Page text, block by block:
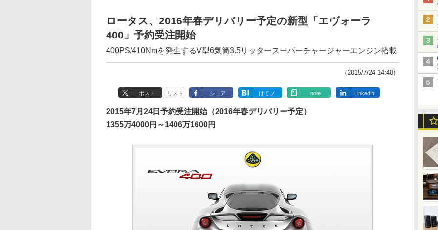
ロータス、2016年春デリバリー予定の新型「エヴォーラ
400」予約受注開始
400PS/410Nmを発生するV型6気筒3.5リッタースーパーチャージャーエンジン搭載
（2015/7/24 14:48）
ポスト リスト シェア はてブ note LinkedIn
2015年7月24日予約受注開始（2016年春デリバリー予定）
1355万4000円～1406万1600円